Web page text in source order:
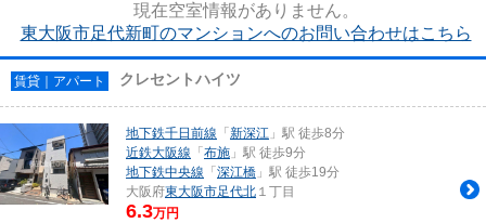
現在空室情報がありません。
東大阪市足代新町のマンションへのお問い合わせはこちら
賃貸｜アパート クレセントハイツ
地下鉄千日前線 「新深江 」駅 徒歩8分
近鉄大阪線 「布施 」駅 徒歩9分
地下鉄中央線 「深江橋 」駅 徒歩19分
大阪府東大阪市足代北 １丁目
6.3万円